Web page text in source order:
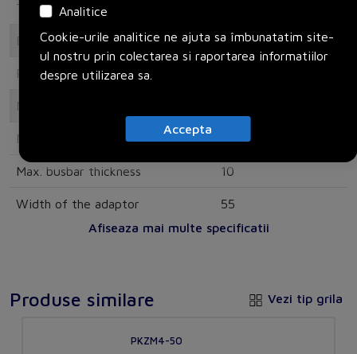
Type of electric connection
Electrical
Rated current In
Measurements
Min. busbar thickness 5
Max. busbar thickness 10
Width of the adaptor 55
35
Package 1
Afiseaza mai multe specificatii
Vezi tip grila
Produse similare
PKZM4-50
Analitice
Cookie-urile analitice ne ajuta sa îmbunatatim site-
ul nostru prin colectarea si raportarea informatiilor
despre utilizarea sa.
Accepta